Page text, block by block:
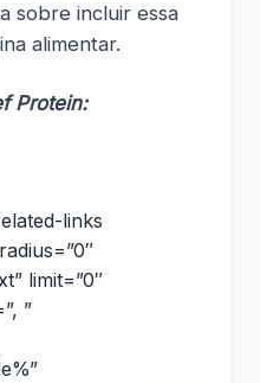
sobre incluir essa
alimentar.
Protein:
links
limit=”0″
”